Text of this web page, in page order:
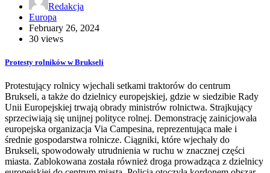
Redakcja
Europa
February 26, 2024
30 views
Protesty rolników w Brukseli
Protestujący rolnicy wjechali setkami traktorów do centrum
Brukseli, a także do dzielnicy europejskiej, gdzie w siedzibie Rady
Unii Europejskiej trwają obrady ministrów rolnictwa. Strajkujący
sprzeciwiają się unijnej polityce rolnej. Demonstrację zainicjowała
europejska organizacja Via Campesina, reprezentująca małe i
średnie gospodarstwa rolnicze. Ciągniki, które wjechały do
Brukseli, spowodowały utrudnienia w ruchu w znacznej części
miasta. Zablokowana została również droga prowadząca z dzielnicy